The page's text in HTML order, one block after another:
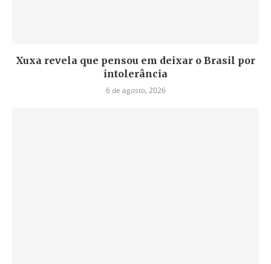
Xuxa revela que pensou em deixar o Brasil por
intolerância
6 de agosto, 2026